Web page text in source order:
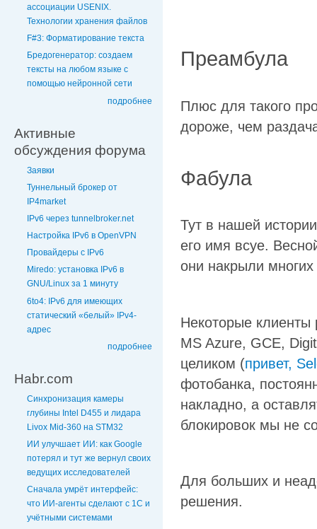
ассоциации USENIX.
Технологии хранения файлов
F#3: Форматирование текста
Бредогенератор: создаем
тексты на любом языке с
помощью нейронной сети
подробнее
Активные
обсуждения форума
Заявки
Туннельный брокер от
IP4market
IPv6 через tunnelbroker.net
Настройка IPv6 в OpenVPN
Провайдеры с IPv6
Miredo: установка IPv6 в
GNU/Linux за 1 минуту
6to4: IPv6 для имеющих
статический «белый» IPv4-
адрес
подробнее
Habr.com
Синхронизация камеры
глубины Intel D455 и лидара
Livox Mid-360 на STM32
ИИ улучшает ИИ: как Google
потерял и тут же вернул своих
ведущих исследователей
Сначала умрёт интерфейс:
что ИИ-агенты сделают с 1С и
учётными системами
Преамбула
Плюс для такого
дороже, чем
Фабула
Тут в нашей
его имя всуе.
они накрыли
Некоторые
MS Azure, GCE,
целиком (привет,
фотобанка,
накладно, а
блокировок мы не
Для больших и
решения.